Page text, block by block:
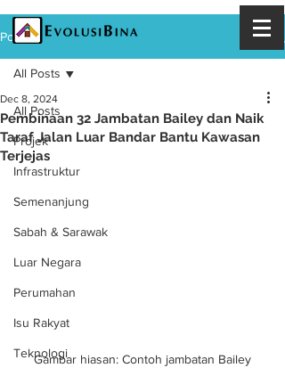
Post
All Posts
Projek
Infrastruktur
Semenanjung
Sabah & Sarawak
Luar Negara
Perumahan
Isu Rakyat
Teknologi
All Posts
Pembinaan 32 Jambatan Bailey dan Naik
Taraf Jalan Luar Bandar Bantu Kawasan
Terjejas
Dec 8, 2024
Gambar hiasan: Contoh jambatan Bailey